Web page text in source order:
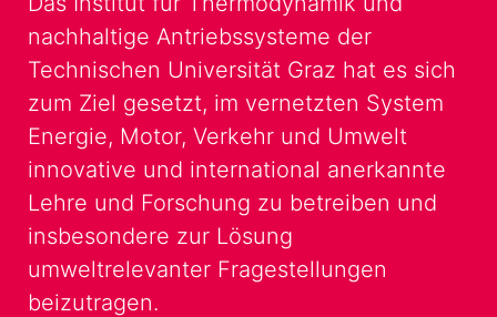
nachhaltige Antriebssysteme der
Technischen Universität Graz hat es sich
zum Ziel gesetzt, im vernetzten System
Energie, Motor, Verkehr und Umwelt
innovative und international anerkannte
Lehre und Forschung zu betreiben und
insbesondere zur Lösung
umweltrelevanter Fragestellungen
beizutragen.